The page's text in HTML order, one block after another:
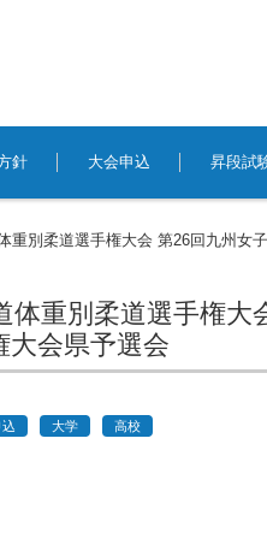
針 大会申込 昇段試
重別柔道選手権大会 第26回九州女
重別柔道選手権大
大会県予選会
大学 高校